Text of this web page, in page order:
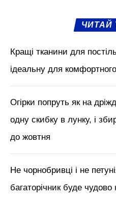
ЧИТАЙ
Кращі тканини для
ідеальну для
Огірки попруть як на
одну скибку в лунку, і
до жовтня
Не чорнобривці і не
багаторічник буде чудово